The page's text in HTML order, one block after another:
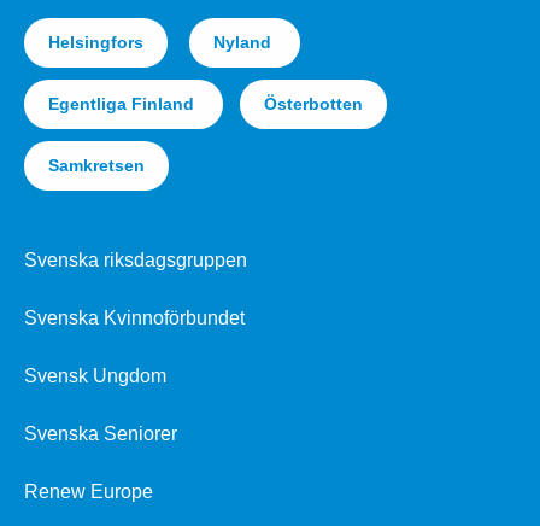
Helsingfors Nyland
Egentliga Finland Österbotten
Samkretsen
Svenska riksdagsgruppen
Svenska Kvinnoförbundet
Svensk Ungdom
Svenska Seniorer
Renew Europe